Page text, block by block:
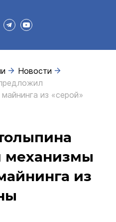
Новости
из «серой»
механизмы
из